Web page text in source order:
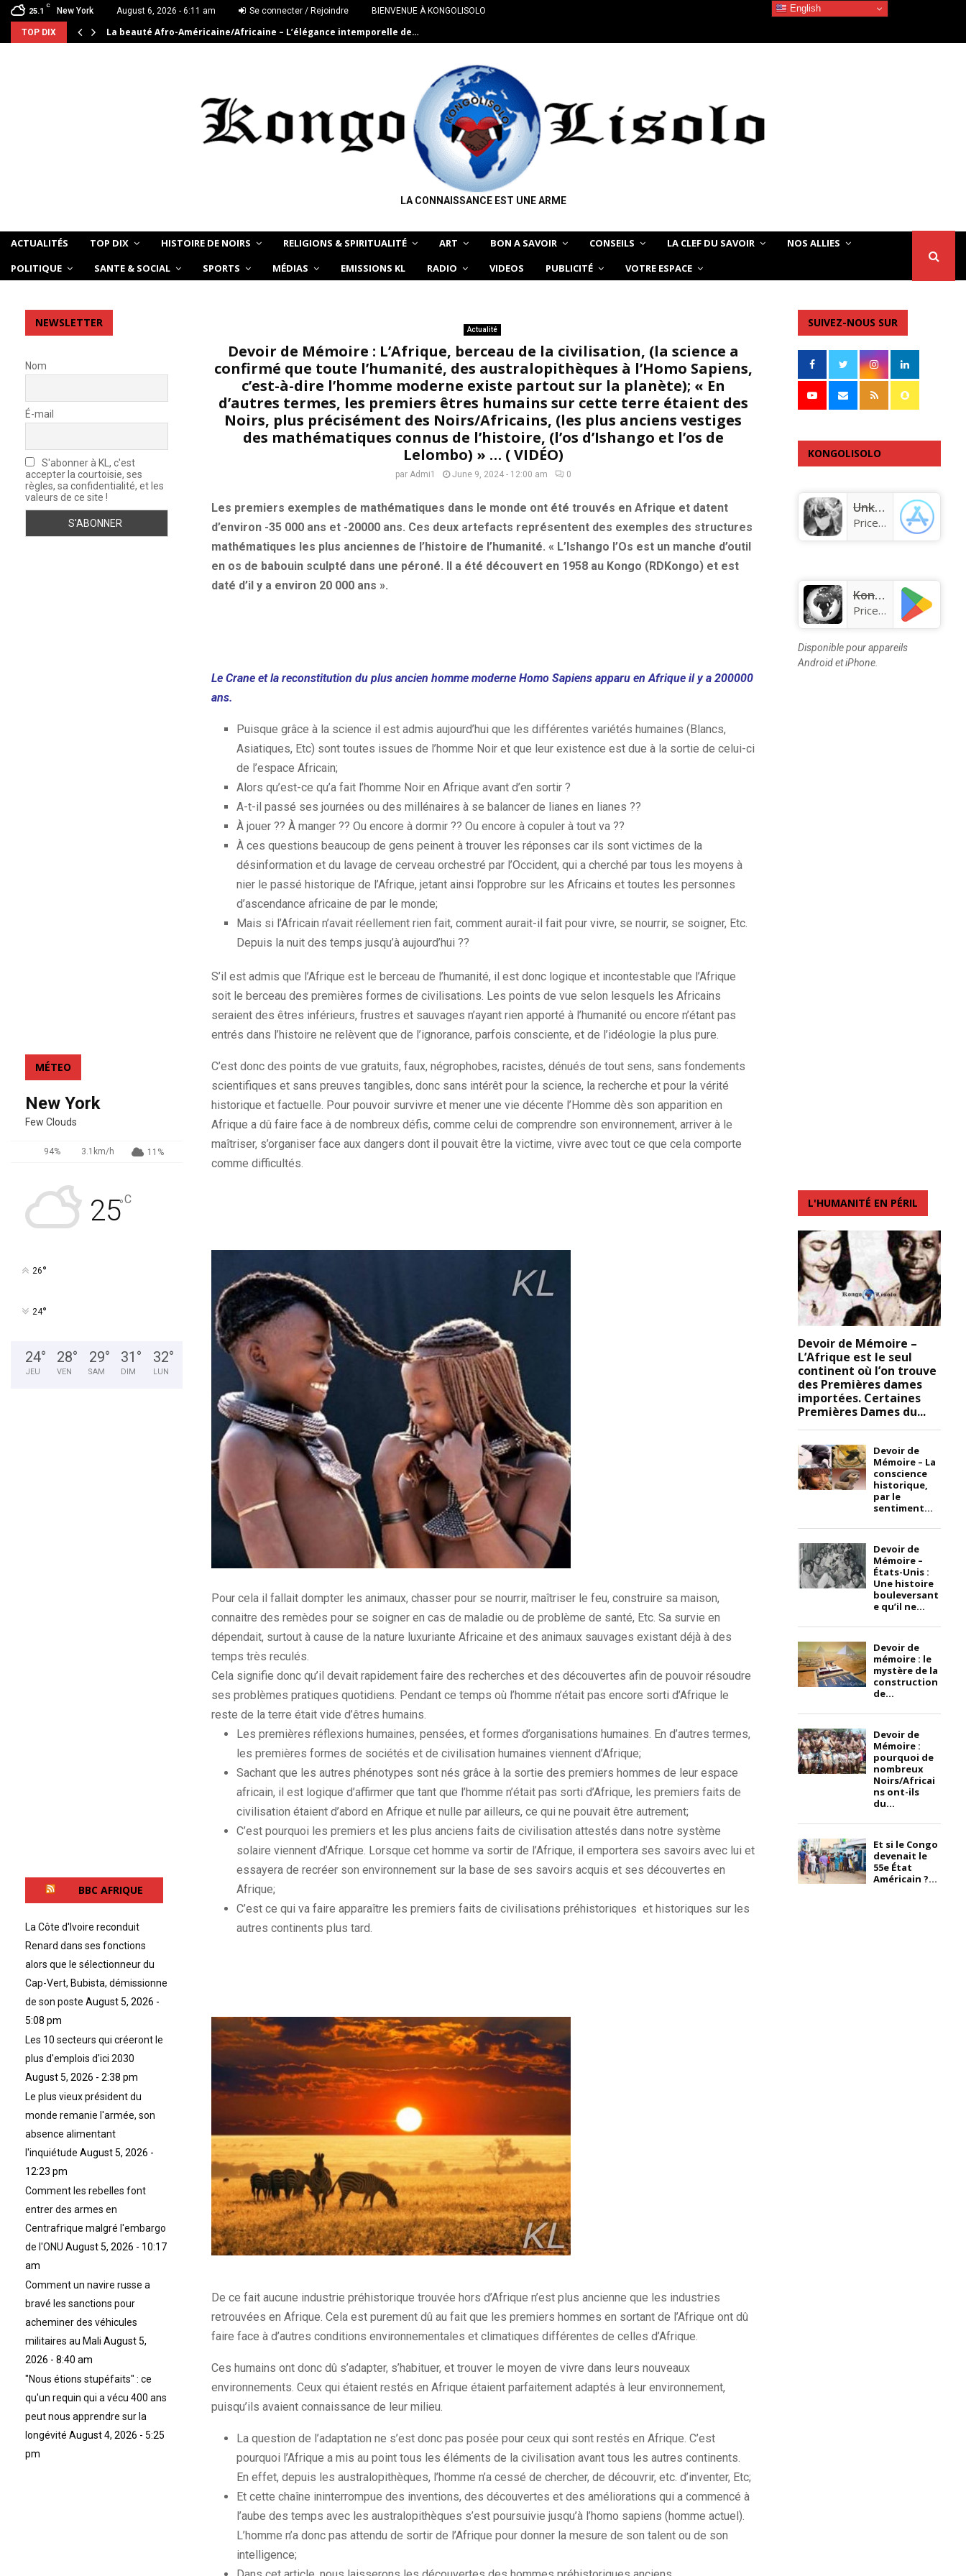
25.1
C
New York August 6, 2026 - 6:11 am Se connecter / Rejoindre BIENVENUE À KONGOLISOLO
TOP DIX La beauté Afro-Américaine/Africaine – L’élégance intemporelle de…
LA CONNAISSANCE EST UNE ARME
ACTUALITÉS TOP DIX HISTOIRE DE NOIRS RELIGIONS & SPIRITUALITÉ ART BON A SAVOIR CONSEILS LA CLEF DU SAVOIR
NOS ALLIES
POLITIQUE
SANTE & SOCIAL SPORTS MÉDIAS EMISSIONS KL RADIO VIDEOS PUBLICITÉ VOTRE ESPACE
Actualité
Devoir de Mémoire : L’Afrique, berceau de la civilisation, (la science a
confirmé que toute l’humanité, des australopithèques à l’Homo Sapiens,
c’est-à-dire l’homme moderne existe partout sur la planète); « En
d’autres termes, les premiers êtres humains sur cette terre étaient des
Noirs, plus précisément des Noirs/Africains, (les plus anciens vestiges
des mathématiques connus de l’histoire, (l’os d’Ishango et l’os de
Lelombo) » … ( VIDÉO)
par Admi1 June 9, 2024 - 12:00 am 0
Les premiers exemples de mathématiques dans le monde ont été trouvés en Afrique et datent
d’environ -35 000 ans et -20000 ans. Ces deux artefacts représentent des exemples des structures
mathématiques les plus anciennes de l’histoire de l’humanité. « L’Ishango l’Os est un manche d’outil
en os de babouin sculpté dans une péroné. Il a été découvert en 1958 au Kongo (RDKongo) et est
daté d’il y a environ 20 000 ans ».
Le Crane et la reconstitution du plus ancien homme moderne Homo Sapiens apparu en Afrique il y a 200000
ans.
Puisque grâce à la science il est admis aujourd’hui que les différentes variétés humaines (Blancs,
Asiatiques, Etc) sont toutes issues de l’homme Noir et que leur existence est due à la sortie de celui-ci
de l’espace Africain;
Alors qu’est-ce qu’a fait l’homme Noir en Afrique avant d’en sortir ?
A-t-il passé ses journées ou des millénaires à se balancer de lianes en lianes ??
À jouer ?? À manger ?? Ou encore à dormir ?? Ou encore à copuler à tout va ??
Àces questions beaucoup de gens peinent à trouver les réponses car ils sont victimes de la
désinformation et du lavage de cerveau orchestré par l’Occident, qui a cherché par tous les moyens à
nier le passé historique de l’Afrique, jetant ainsi l’opprobre sur les Africains et toutes les personnes
d’ascendance africaine de par le monde;
Mais si l’Africain n’avait réellement rien fait, comment aurait-il fait pour vivre, se nourrir, se soigner, Etc.
Depuis la nuit des temps jusqu’à aujourd’hui ??
S’il est admis que l’Afrique est le berceau de l’humanité, il est donc logique et incontestable que l’Afrique
soit le berceau des premières formes de civilisations. Les points de vue selon lesquels les Africains
seraient des êtres inférieurs, frustres et sauvages n’ayant rien apporté à l’humanité ou encore n’étant pas
entrés dans l’histoire ne relèvent que de l’ignorance, parfois consciente, et de l’idéologie la plus pure.
C’est donc des points de vue gratuits, faux, négrophobes, racistes, dénués de tout sens, sans fondements
scientifiques et sans preuves tangibles, donc sans intérêt pour la science, la recherche et pour la vérité
historique et factuelle. Pour pouvoir survivre et mener une vie décente l’Homme dès son apparition en
Afrique a dû faire face à de nombreux défis, comme celui de comprendre son environnement, arriver à le
maîtriser, s’organiser face aux dangers dont il pouvait être la victime, vivre avec tout ce que cela comporte
comme difficultés.
Pour cela il fallait dompter les animaux, chasser pour se nourrir, maîtriser le feu, construire sa maison,
connaitre des remèdes pour se soigner en cas de maladie ou de problème de santé, Etc. Sa survie en
dépendait, surtout à cause de la nature luxuriante Africaine et des animaux sauvages existant déjà à des
temps très reculés.
Cela signifie donc qu’il devait rapidement faire des recherches et des découvertes afin de pouvoir résoudre
ses problèmes pratiques quotidiens. Pendant ce temps où l’homme n’était pas encore sorti d’Afrique le
reste de la terre était vide d’êtres humains.
Les premières réflexions humaines, pensées, et formes d’organisations humaines. En d’autres termes,
les premières formes de sociétés et de civilisation humaines viennent d’Afrique;
Sachant que les autres phénotypes sont nés grâce à la sortie des premiers hommes de leur espace
africain, il est logique d’affirmer que tant que l’homme n’était pas sorti d’Afrique, les premiers faits de
civilisation étaient d’abord en Afrique et nulle par ailleurs, ce qui ne pouvait être autrement;
C’est pourquoi les premiers et les plus anciens faits de civilisation attestés dans notre système
solaire viennent d’Afrique. Lorsque cet homme va sortir de l’Afrique, il emportera ses savoirs avec lui et
essayera de recréer son environnement sur la base de ses savoirs acquis et ses découvertes en
Afrique;
C’est ce qui va faire apparaître les premiers faits de civilisations préhistoriques et historiques sur les
autres continents plus tard.
De ce fait aucune industrie préhistorique trouvée hors d’Afrique n’est plus ancienne que les industries
retrouvées en Afrique. Cela est purement dû au fait que les premiers hommes en sortant de l’Afrique ont dû
faire face à d’autres conditions environnementales et climatiques différentes de celles d’Afrique.
Ces humains ont donc dû s’adapter, s’habituer, et trouver le moyen de vivre dans leurs nouveaux
environnements. Ceux qui étaient restés en Afrique étaient parfaitement adaptés à leur environnement,
puisqu’ils avaient connaissance de leur milieu.
La question de l’adaptation ne s’est donc pas posée pour ceux qui sont restés en Afrique. C’est
pourquoi l’Afrique a mis au point tous les éléments de la civilisation avant tous les autres continents.
En effet, depuis les australopithèques, l’homme n’a cessé de chercher, de découvrir, etc. d’inventer, Etc;
Et cette chaîne ininterrompue des inventions, des découvertes et des améliorations qui a commencé à
l’aube des temps avec les australopithèques s’est poursuivie jusqu’à l’homo sapiens (homme actuel).
L’homme n’a donc pas attendu de sortir de l’Afrique pour donner la mesure de son talent ou de son
intelligence;
NEWSLETTER
Nom
É-mail
S'abonner à KL, c'est
accepter la courtoisie, ses
règles, sa confidentialité, et les
valeurs de ce site !
MÉTEO
New York
Few Clouds
94% 3.1km/h 11%
25°C
26°
24°
24°
JEU
28°
VEN
29°
SAM
31 °
DIM
32°
LUN
BBC AFRIQUE
La Côte d'Ivoire reconduit
Renard dans ses fonctions
alors que le sélectionneur du
Cap-Vert, Bubista, démissionne
de son poste August 5, 2026 -
5:08 pm
Les 10 secteurs qui créeront le
plus d'emplois d'ici 2030
August 5, 2026 - 2:38 pm
Le plus vieux président du
monde remanie l'armée, son
absence alimentant
l'inquiétude August 5, 2026 -
12:23 pm
Comment les rebelles font
entrer des armes en
Centrafrique malgré l'embargo
de l'ONU August 5, 2026 - 10:17
am
Comment un navire russe a
bravé les sanctions pour
acheminer des véhicules
militaires au Mali August 5,
2026 - 8:40 am
"Nous étions stupéfaits" : ce
qu'un requin qui a vécu 400 ans
peut nous apprendre sur la
longévité August 4, 2026 - 5:25
pm
SUIVEZ-NOUS SUR
KONGOLISOLO
Unknown app
Price:Free
KongoLisolo
Price:Free
Disponible pour appareils
Android et iPhone.
L'HUMANITÉ EN PÉRIL
Devoir de Mémoire –
L’Afrique est le seul
continent où l’on trouve
des Premières dames
importées. Certaines
Premières Dames du...
Devoir de
Mémoire – La
conscience
historique,
par le
sentiment...
Devoir de
Mémoire –
États-Unis :
Une histoire
bouleversant
e qu’il ne...
Devoir de
mémoire : le
mystère de la
construction
de...
Devoir de
Mémoire :
pourquoi de
nombreux
Noirs/Africai
ns ont-ils
du...
Et si le Congo
devenait le
55e État
Américain ?...
English